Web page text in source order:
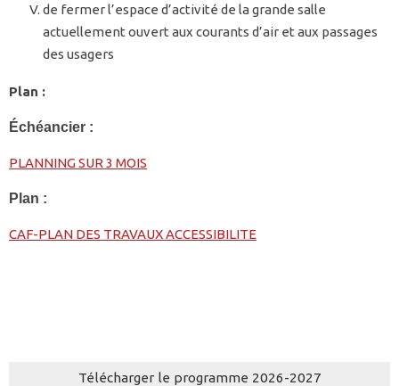
de fermer l’espace d’activité de la grande salle
actuellement ouvert aux courants d’air et aux passages
des usagers
Plan :
Échéancier :
PLANNING SUR 3 MOIS
Plan :
CAF-PLAN DES TRAVAUX ACCESSIBILITE
Télécharger le programme 2026-2027